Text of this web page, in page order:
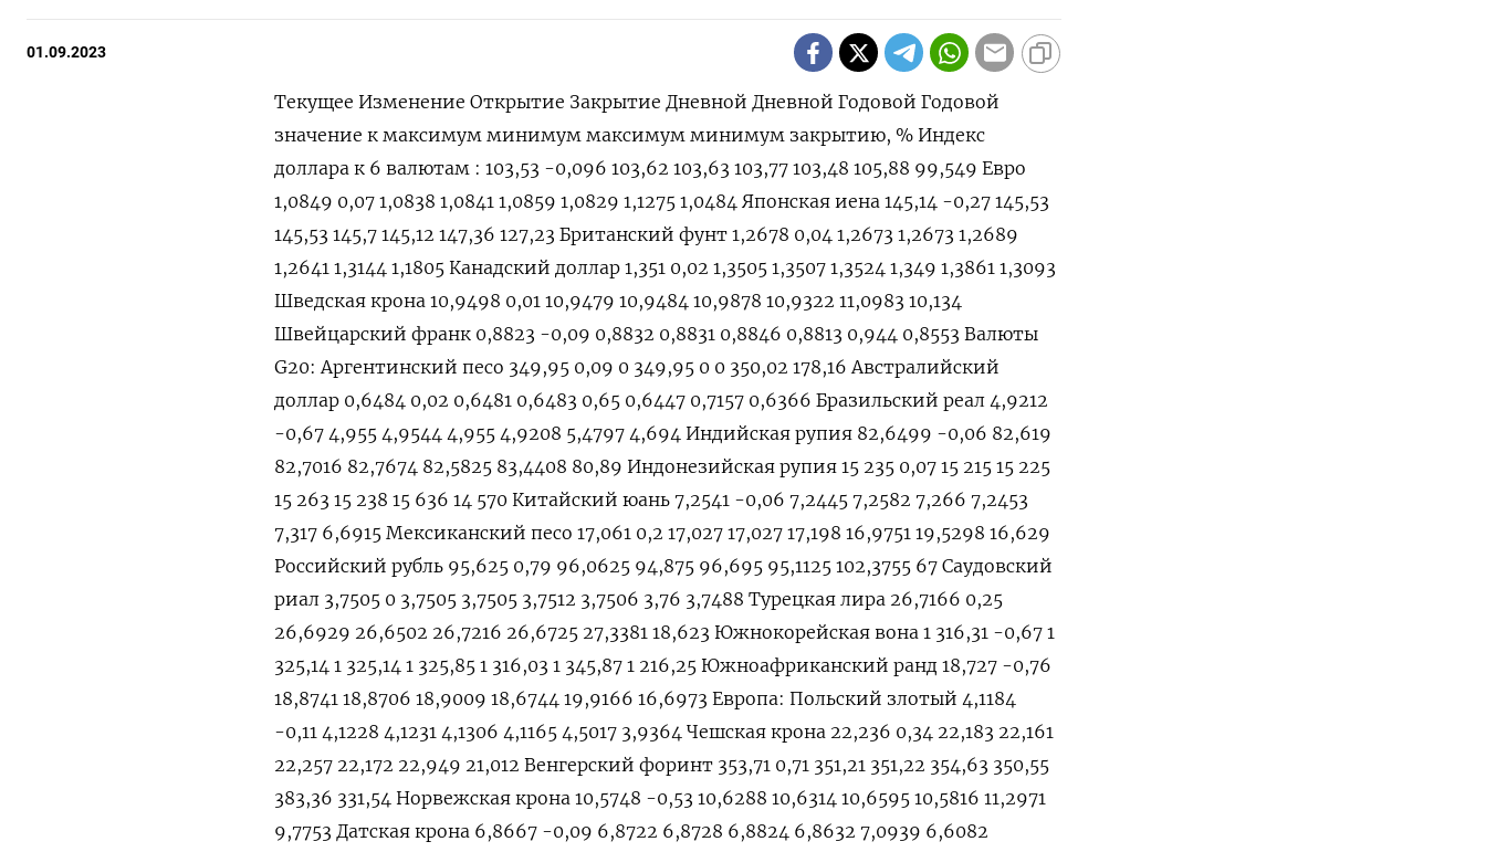
01.09.2023
Текущее Изменение Открытие Закрытие Дневной Дневной Годовой Годовой
значение к максимум минимум максимум минимум закрытию, % Индекс
доллара к 6 валютам : 103,53 -0,096 103,62 103,63 103,77 103,48 105,88 99,549 Евро
1,0849 0,07 1,0838 1,0841 1,0859 1,0829 1,1275 1,0484 Японская иена 145,14 -0,27 145,53
145,53 145,7 145,12 147,36 127,23 Британский фунт 1,2678 0,04 1,2673 1,2673 1,2689
1,2641 1,3144 1,1805 Канадский доллар 1,351 0,02 1,3505 1,3507 1,3524 1,349 1,3861 1,3093
Шведская крона 10,9498 0,01 10,9479 10,9484 10,9878 10,9322 11,0983 10,134
Швейцарский франк 0,8823 -0,09 0,8832 0,8831 0,8846 0,8813 0,944 0,8553 Валюты
G20: Аргентинский песо 349,95 0,09 0 349,95 0 0 350,02 178,16 Австралийский
доллар 0,6484 0,02 0,6481 0,6483 0,65 0,6447 0,7157 0,6366 Бразильский реал 4,9212
-0,67 4,955 4,9544 4,955 4,9208 5,4797 4,694 Индийская рупия 82,6499 -0,06 82,619
82,7016 82,7674 82,5825 83,4408 80,89 Индонезийская рупия 15 235 0,07 15 215 15 225
15 263 15 238 15 636 14 570 Китайский юань 7,2541 -0,06 7,2445 7,2582 7,266 7,2453
7,317 6,6915 Мексиканский песо 17,061 0,2 17,027 17,027 17,198 16,9751 19,5298 16,629
Российский рубль 95,625 0,79 96,0625 94,875 96,695 95,1125 102,3755 67 Саудовский
риал 3,7505 0 3,7505 3,7505 3,7512 3,7506 3,76 3,7488 Турецкая лира 26,7166 0,25
26,6929 26,6502 26,7216 26,6725 27,3381 18,623 Южнокорейская вона 1 316,31 -0,67 1
325,14 1 325,14 1 325,85 1 316,03 1 345,87 1 216,25 Южноафриканский ранд 18,727 -0,76
18,8741 18,8706 18,9009 18,6744 19,9166 16,6973 Европа: Польский злотый 4,1184
-0,11 4,1228 4,1231 4,1306 4,1165 4,5017 3,9364 Чешская крона 22,236 0,34 22,183 22,161
22,257 22,172 22,949 21,012 Венгерский форинт 353,71 0,71 351,21 351,22 354,63 350,55
383,36 331,54 Норвежская крона 10,5748 -0,53 10,6288 10,6314 10,6595 10,5816 11,2971
9,7753 Датская крона 6,8667 -0,09 6,8722 6,8728 6,8824 6,8632 7,0939 6,6082